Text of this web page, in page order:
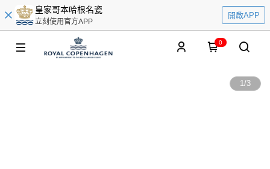
皇家哥本哈根名瓷
立刻使用官方APP
開啟APP
0
1/3